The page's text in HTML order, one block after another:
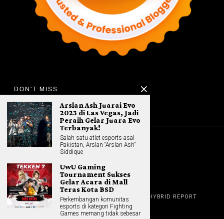
All rights reserved. Hybrid.co.id
HOME
GADGET
REVIEW
GAME NEWS AI (NEW TECH)
HYBRID REPORT
HYBRID LIFESTYLE
HOME APPLIANCES
ABOUT
CONTACT
DON'T MISS
Arslan Ash Juarai Evo
2023 di Las Vegas, Jadi
Peraih Gelar Juara Evo
Terbanyak!
Salah satu atlet esports asal
Pakistan, Arslan “Arslan Ash”
Siddique
UwU Gaming
Tournament Sukses
Gelar Acara di Mall
Teras Kota BSD
Perkembangan komunitas
esports di kategori Fighting
Games memang tidak sebesar